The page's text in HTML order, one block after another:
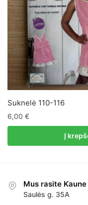
Suknelė 110-116
6,00 €
Į
Mus rasite Kaune
Saulės g. 35A